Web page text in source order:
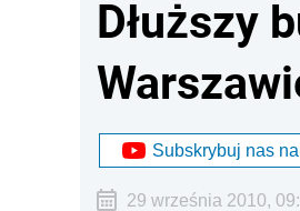
Dłuższy
Subskrybuj nas
29 września 2010,